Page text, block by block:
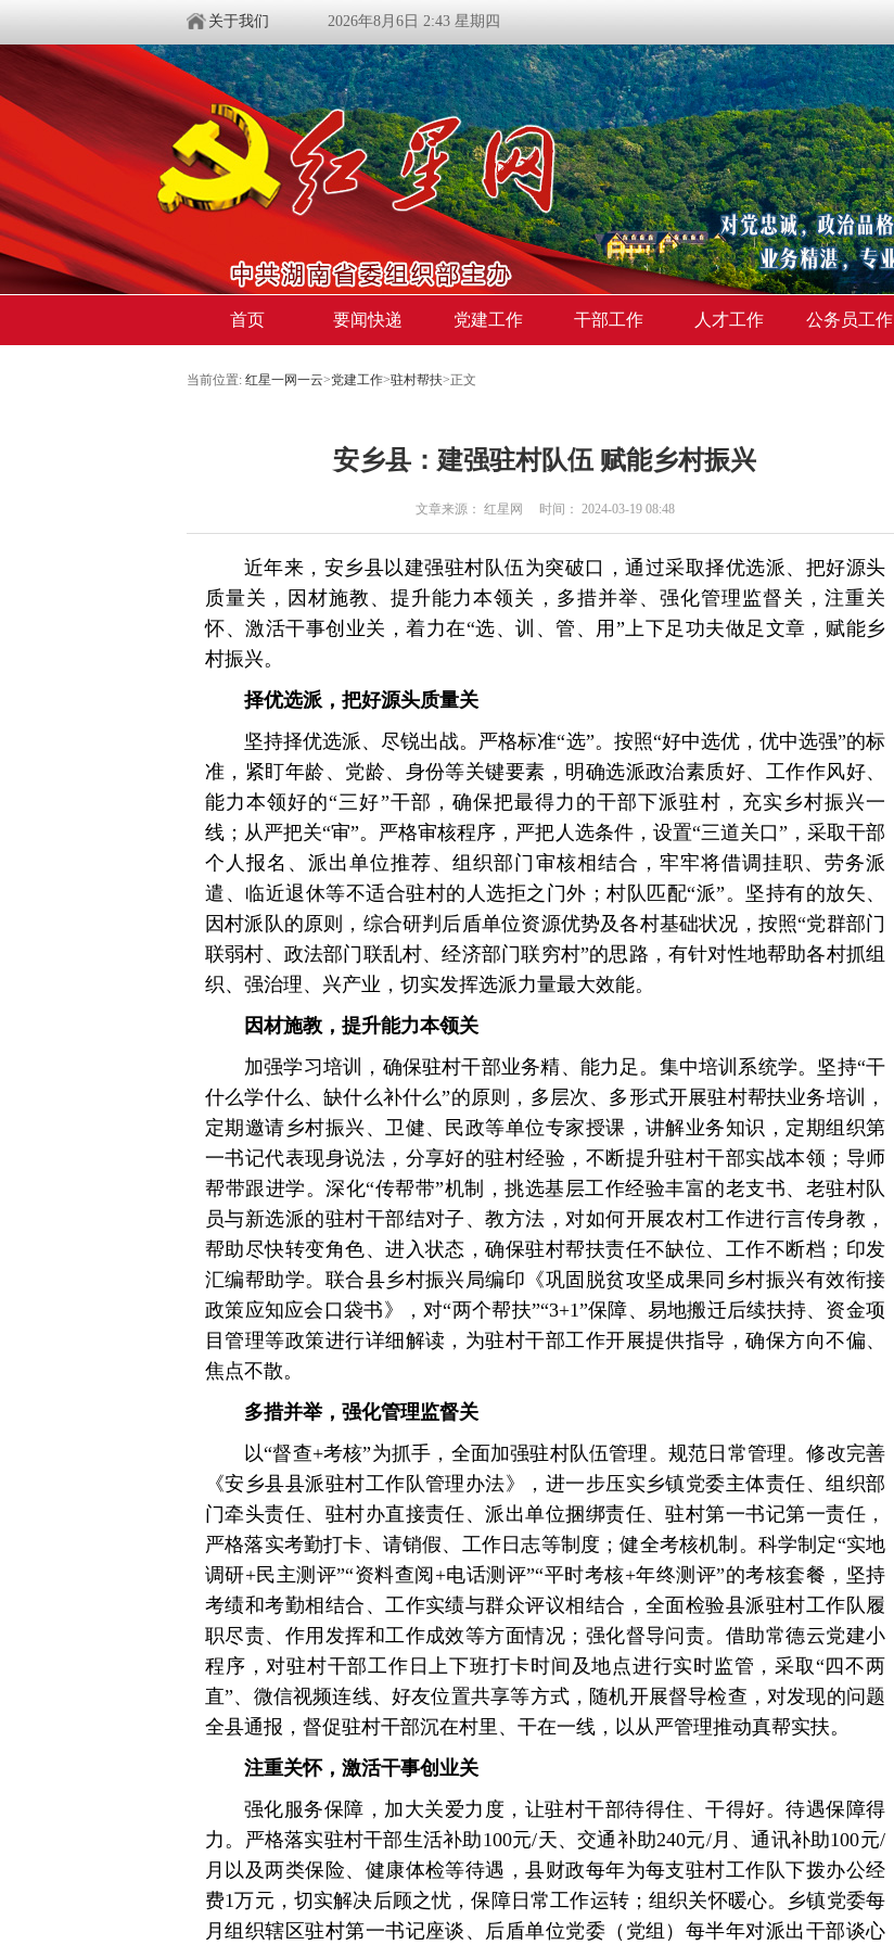
关于我们 2026年8月6日 2:43 星期四
首页 要闻快递 党建工作 干部工作 人才工作 公务员工作
当前位置: 红星一网一云>党建工作>驻村帮扶>正文
安乡县：建强驻村队伍 赋能乡村振兴
文章来源： 红星网 时间： 2024-03-19 08:48
近年来，安乡县以建强驻村队伍为突破口，通过采取择优选派、把好源头
质量关，因材施教、提升能力本领关，多措并举、强化管理监督关，注重关
怀、激活干事创业关，着力在“选、训、管、用”上下足功夫做足文章，赋能乡
村振兴。
择优选派，把好源头质量关
坚持择优选派、尽锐出战。严格标准“选”。按照“好中选优，优中选强”的标
准，紧盯年龄、党龄、身份等关键要素，明确选派政治素质好、工作作风好、
能力本领好的“三好”干部，确保把最得力的干部下派驻村，充实乡村振兴一
线；从严把关“审”。严格审核程序，严把人选条件，设置“三道关口”，采取干部
个人报名、派出单位推荐、组织部门审核相结合，牢牢将借调挂职、劳务派
遣、临近退休等不适合驻村的人选拒之门外；村队匹配“派”。坚持有的放矢、
因村派队的原则，综合研判后盾单位资源优势及各村基础状况，按照“党群部门
联弱村、政法部门联乱村、经济部门联穷村”的思路，有针对性地帮助各村抓组
织、强治理、兴产业，切实发挥选派力量最大效能。
因材施教，提升能力本领关
加强学习培训，确保驻村干部业务精、能力足。集中培训系统学。坚持“干
什么学什么、缺什么补什么”的原则，多层次、多形式开展驻村帮扶业务培训，
定期邀请乡村振兴、卫健、民政等单位专家授课，讲解业务知识，定期组织第
一书记代表现身说法，分享好的驻村经验，不断提升驻村干部实战本领；导师
帮带跟进学。深化“传帮带”机制，挑选基层工作经验丰富的老支书、老驻村队
员与新选派的驻村干部结对子、教方法，对如何开展农村工作进行言传身教，
帮助尽快转变角色、进入状态，确保驻村帮扶责任不缺位、工作不断档；印发
汇编帮助学。联合县乡村振兴局编印《巩固脱贫攻坚成果同乡村振兴有效衔接
政策应知应会口袋书》，对“两个帮扶”“3+1”保障、易地搬迁后续扶持、资金项
目管理等政策进行详细解读，为驻村干部工作开展提供指导，确保方向不偏、
焦点不散。
多措并举，强化管理监督关
以“督查+考核”为抓手，全面加强驻村队伍管理。规范日常管理。修改完善
《安乡县县派驻村工作队管理办法》，进一步压实乡镇党委主体责任、组织部
门牵头责任、驻村办直接责任、派出单位捆绑责任、驻村第一书记第一责任，
严格落实考勤打卡、请销假、工作日志等制度；健全考核机制。科学制定“实地
调研+民主测评”“资料查阅+电话测评”“平时考核+年终测评”的考核套餐，坚持
考绩和考勤相结合、工作实绩与群众评议相结合，全面检验县派驻村工作队履
职尽责、作用发挥和工作成效等方面情况；强化督导问责。借助常德云党建小
程序，对驻村干部工作日上下班打卡时间及地点进行实时监管，采取“四不两
直”、微信视频连线、好友位置共享等方式，随机开展督导检查，对发现的问题
全县通报，督促驻村干部沉在村里、干在一线，以从严管理推动真帮实扶。
注重关怀，激活干事创业关
强化服务保障，加大关爱力度，让驻村干部待得住、干得好。待遇保障得
力。严格落实驻村干部生活补助100元/天、交通补助240元/月、通讯补助100元/
月以及两类保险、健康体检等待遇，县财政每年为每支驻村工作队下拨办公经
费1万元，切实解决后顾之忧，保障日常工作运转；组织关怀暖心。乡镇党委每
月组织辖区驻村第一书记座谈、后盾单位党委（党组）每半年对派出干部谈心